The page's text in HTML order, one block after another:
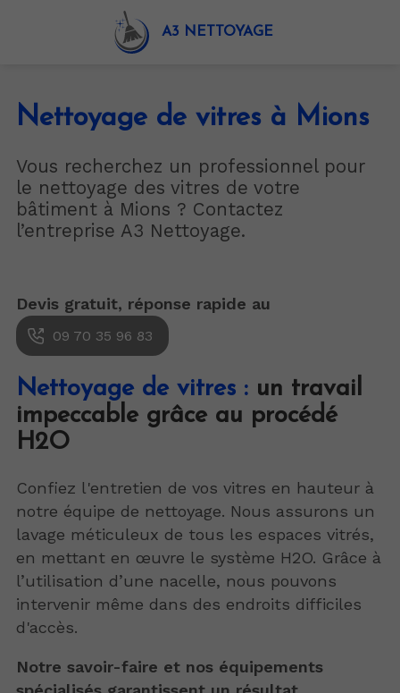
A3 NETTOYAGE
Nettoyage de vitres à Mions
Vous recherchez un professionnel pour
le nettoyage des vitres de votre
bâtiment à Mions ? Contactez
l’entreprise A3 Nettoyage.
Devis gratuit, réponse rapide au
09 70 35 96 83
Nettoyage de vitres : un travail
impeccable grâce au procédé
H2O
Confiez l'entretien de vos vitres en hauteur à
notre équipe de nettoyage. Nous assurons un
lavage méticuleux de tous les espaces vitrés,
en mettant en œuvre le système H2O. Grâce à
l’utilisation d’une nacelle, nous pouvons
intervenir même dans des endroits difficiles
d'accès.
Notre savoir-faire et nos équipements